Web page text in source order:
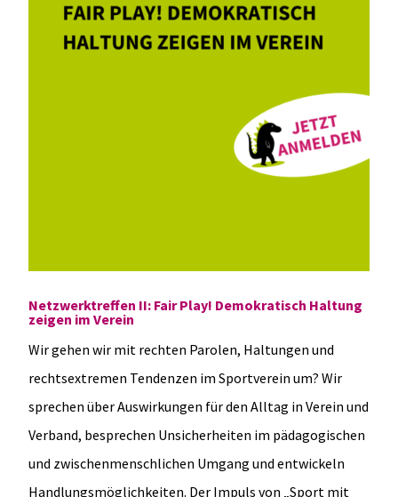
Netzwerktreffen II: Fair Play! Demokratisch Haltung
zeigen im Verein
Wir gehen wir mit rechten Parolen, Haltungen und
rechtsextremen Tendenzen im Sportverein um? Wir
sprechen über Auswirkungen für den Alltag in Verein und
Verband, besprechen Unsicherheiten im pädagogischen
und zwischenmenschlichen Umgang und entwickeln
Handlungsmöglichkeiten. Der Impuls von „Sport mit